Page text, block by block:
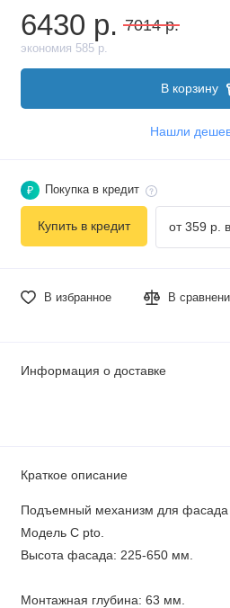
6430 р. 7014 р.
экономия 585 р.
В корзину
Нашли
В избранное В
₽ Покупка в кредит
Купить в кредит от 359 р.
Информация о доставке
Краткое описание
Подъемный механизм для фасада
Модель C pto.
Высота фасада: 225-650 мм.
Монтажная глубина: 63 мм.